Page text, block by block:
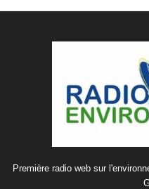
Première radio web sur